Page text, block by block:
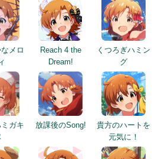
メロ
Reach 4 the
Dream!
くつろぎハミン
グ
ガキ
放課後のSong!
貴方のハートを
元気に！